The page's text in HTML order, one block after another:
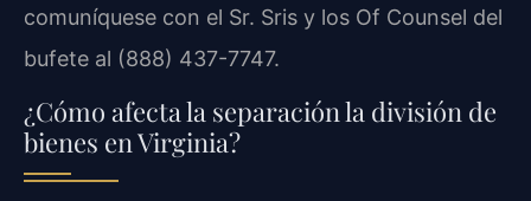
comuníquese con el Sr. Sris y los Of Counsel del
bufete al (888) 437-7747.
¿Cómo afecta la separación la división de
bienes en Virginia?